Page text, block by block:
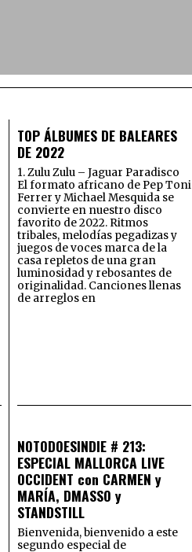
TOP ÁLBUMES DE BALEARES
DE 2022
1. Zulu Zulu – Jaguar Paradisco
El formato africano de Pep Toni
Ferrer y Michael Mesquida se
convierte en nuestro disco
favorito de 2022. Ritmos
tribales, melodías pegadizas y
juegos de voces marca de la
casa repletos de una gran
luminosidad y rebosantes de
originalidad. Canciones llenas
de arreglos en
NOTODOESINDIE # 213:
ESPECIAL MALLORCA LIVE
OCCIDENT con CARMEN y
MARÍA, DMASSO y
STANDSTILL
Bienvenida, bienvenido a este
segundo especial de